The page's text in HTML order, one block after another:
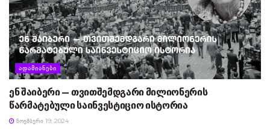
ᲐᲓᲐᲛᲘᲐᲜᲔᲑᲘ
ენ შაიბერი — თვითშემდგარი მილიონერის
წარმატებული საინვესტიციო ისტორია
ᲜᲝᲔᲛᲑᲔᲠᲘ 19, 2024